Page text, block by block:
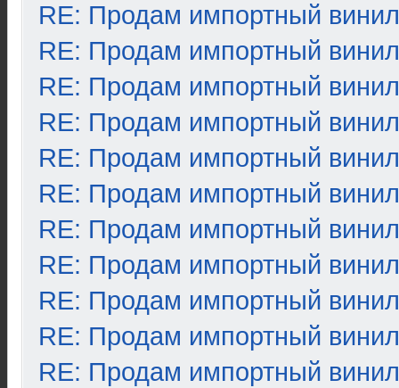
RE: Продам импортный винил
RE: Продам импортный винил
RE: Продам импортный винил
RE: Продам импортный винил
RE: Продам импортный винил
RE: Продам импортный винил
RE: Продам импортный винил
RE: Продам импортный винил
RE: Продам импортный винил
RE: Продам импортный винил
RE: Продам импортный винил